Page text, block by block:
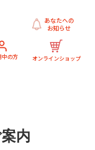
中の方 オンラインショップ
あなたへの
お知らせ
内